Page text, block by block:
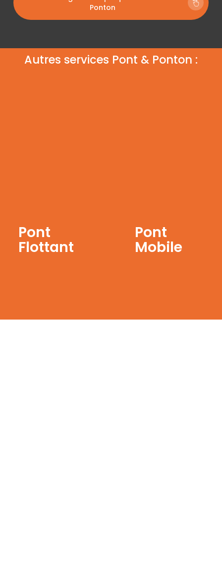
Ponton
Autres services Pont & Ponton :
Pont
Flottant
Pont
Mobile